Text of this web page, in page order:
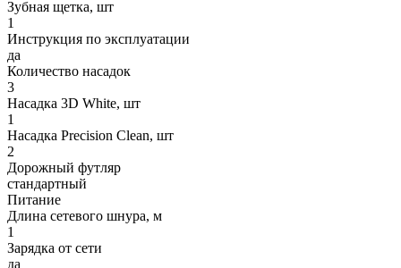
Зубная щетка, шт
1
Инструкция по эксплуатации
да
Количество насадок
3
Насадка 3D White, шт
1
Насадка Precision Clean, шт
2
Дорожный футляр
стандартный
Питание
Длина сетевого шнура, м
1
Зарядка от сети
да